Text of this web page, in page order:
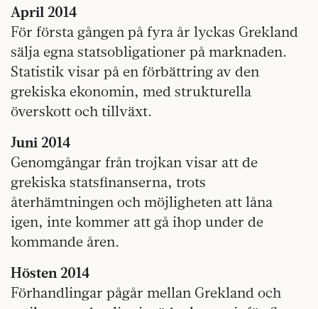
April 2014
För första gången på fyra år lyckas Grekland
sälja egna statsobligationer på marknaden.
Statistik visar på en förbättring av den
grekiska ekonomin, med strukturella
överskott och tillväxt.
Juni 2014
Genomgångar från trojkan visar att de
grekiska statsfinanserna, trots
återhämtningen och möjligheten att låna
igen, inte kommer att gå ihop under de
kommande åren.
Hösten 2014
Förhandlingar pågår mellan Grekland och